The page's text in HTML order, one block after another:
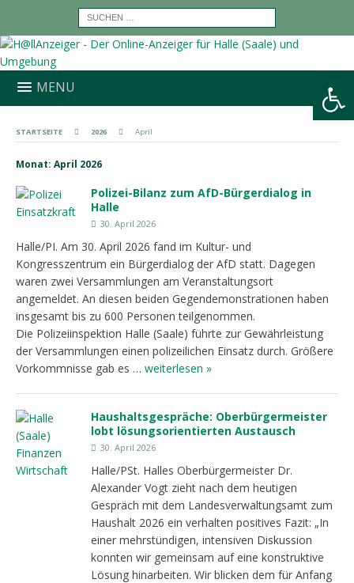
Werkzeugleiste öffnen
MENU
STARTSEITE 2026 April
Monat: April 2026
Polizei-Bilanz zum AfD-Bürgerdialog in
Halle
30. April 2026
Halle/PI. Am 30. April 2026 fand im Kultur- und
Kongresszentrum ein Bürgerdialog der AfD statt. Dagegen
waren zwei Versammlungen am Veranstaltungsort
angemeldet. An diesen beiden Gegendemonstrationen haben
insgesamt bis zu 600 Personen teilgenommen.
Die Polizeiinspektion Halle (Saale) führte zur Gewährleistung
der Versammlungen einen polizeilichen Einsatz durch. Größere
Vorkommnisse gab es … weiterlesen »
Haushaltsgespräche: Oberbürgermeister
lobt lösungsorientierten Austausch
30. April 2026
Halle/PSt. Halles Oberbürgermeister Dr.
Alexander Vogt zieht nach dem heutigen
Gespräch mit dem Landesverwaltungsamt zum
Haushalt 2026 ein verhalten positives Fazit: „In
einer mehrstündigen, intensiven Diskussion
konnten wir gemeinsam auf eine konstruktive
Lösung hinarbeiten. Wir blicken dem für Anfang